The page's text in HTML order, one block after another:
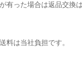
有った場合は返品交換
料は当社負担です。